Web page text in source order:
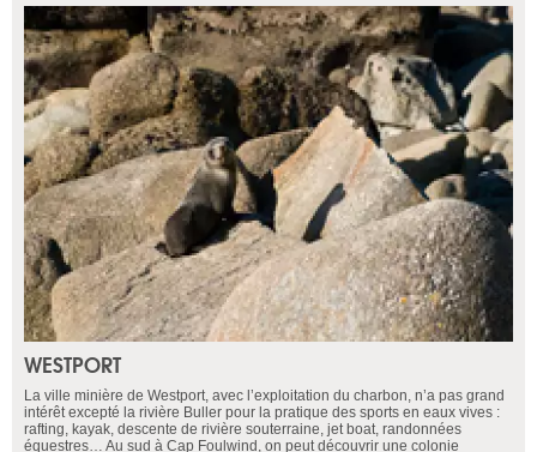
WESTPORT
La ville minière de Westport, avec l’exploitation du charbon, n’a pas grand
intérêt excepté la rivière Buller pour la pratique des sports en eaux vives :
rafting, kayak, descente de rivière souterraine, jet boat, randonnées
équestres… Au sud à Cap Foulwind, on peut découvrir une colonie